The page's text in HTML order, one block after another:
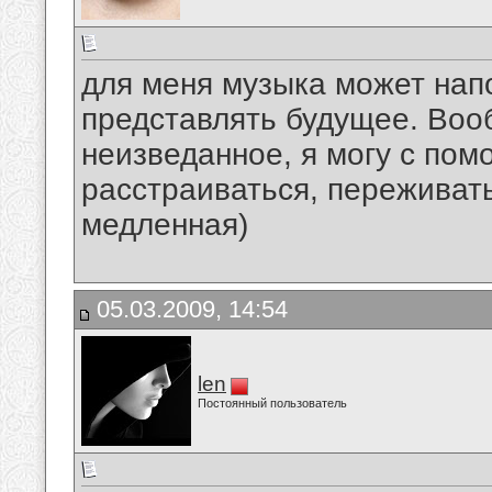
для меня музыка может
представлять будущее.
неизведанное, я могу с
расстраиваться,
медленная)
05.03.2009, 14:54
len
Постоянный пользователь